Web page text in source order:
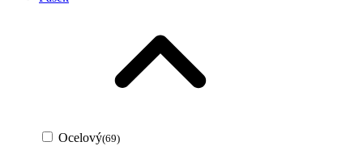
Ocelový(69)